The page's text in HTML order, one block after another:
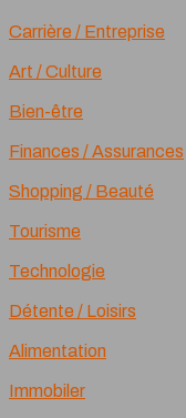
Carrière / Entreprise
Art / Culture
Bien-être
Finances / Assurances
Shopping / Beauté
Tourisme
Technologie
Détente / Loisirs
Alimentation
Immobiler